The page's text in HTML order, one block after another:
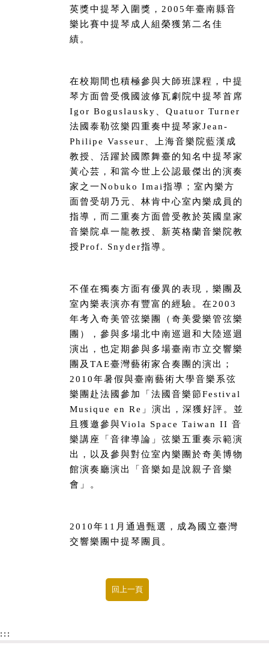
英獎中提琴入圍獎，2005年臺南縣音
樂比賽中提琴成人組榮獲第二名佳
績。
在校期間也積極參與大師班課程，中提
琴方面曾受俄國波修瓦劇院中提琴首席
Igor Boguslausky、Quatuor Turner
法國泰勒弦樂四重奏中提琴家Jean-
Philipe Vasseur、上海音樂院藍漢成
教授、活躍於國際舞臺的知名中提琴家
黃心芸，和當今世上公認最傑出的演奏
家之一Nobuko Imai指導；室內樂方
面曾受胡乃元、林肯中心室內樂成員的
指導，而二重奏方面曾受教於英國皇家
音樂院卓一龍教授、新英格蘭音樂院教
授Prof. Snyder指導。
不僅在獨奏方面有優異的表現，樂團及
室內樂表演亦有豐富的經驗。在2003
年考入奇美管弦樂團（奇美愛樂管弦樂
團），參與多場北中南巡迴和大陸巡迴
演出，也定期參與多場臺南市立交響樂
團及TAE臺灣藝術家合奏團的演出；
2010年暑假與臺南藝術大學音樂系弦
樂團赴法國參加「法國音樂節Festival
Musique en Re」演出，深獲好評。並
且獲邀參與Viola Space Taiwan II 音
樂講座「音律導論」弦樂五重奏示範演
出，以及參與對位室內樂團於奇美博物
館演奏廳演出「音樂如是說親子音樂
會」。
2010年11月通過甄選，成為國立臺灣
交響樂團中提琴團員。
:::